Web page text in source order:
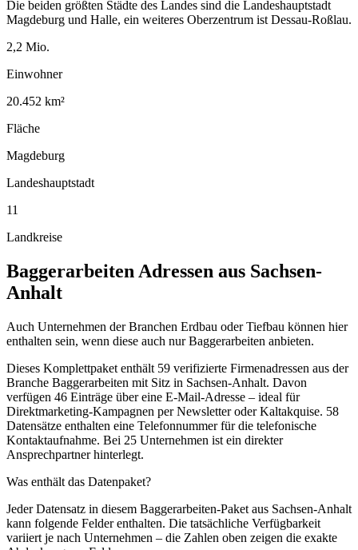
Die beiden größten Städte des Landes sind die Landeshauptstadt
Magdeburg und Halle, ein weiteres Oberzentrum ist Dessau-Roßlau.
2,2 Mio.
Einwohner
20.452 km²
Fläche
Magdeburg
Landeshauptstadt
11
Landkreise
Baggerarbeiten Adressen aus Sachsen-
Anhalt
Auch Unternehmen der Branchen Erdbau oder Tiefbau können hier
enthalten sein, wenn diese auch nur Baggerarbeiten anbieten.
Dieses Komplettpaket enthält 59 verifizierte Firmenadressen aus der
Branche Baggerarbeiten mit Sitz in Sachsen-Anhalt. Davon
verfügen 46 Einträge über eine E-Mail-Adresse – ideal für
Direktmarketing-Kampagnen per Newsletter oder Kaltakquise. 58
Datensätze enthalten eine Telefonnummer für die telefonische
Kontaktaufnahme. Bei 25 Unternehmen ist ein direkter
Ansprechpartner hinterlegt.
Was enthält das Datenpaket?
Jeder Datensatz in diesem Baggerarbeiten-Paket aus Sachsen-Anhalt
kann folgende Felder enthalten. Die tatsächliche Verfügbarkeit
variiert je nach Unternehmen – die Zahlen oben zeigen die exakte